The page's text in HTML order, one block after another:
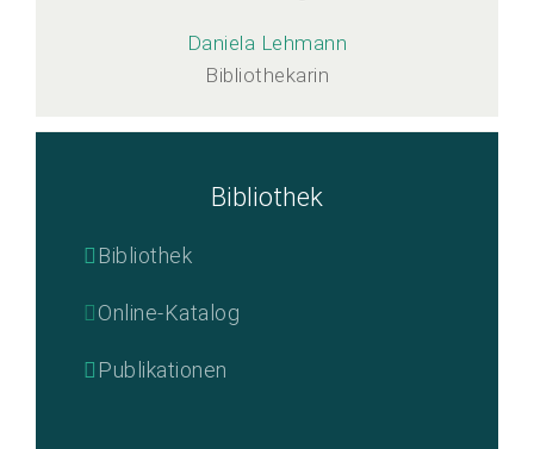
Daniela Lehmann
Bibliothekarin
Bibliothek
Bibliothek
Online-Katalog
Publikationen